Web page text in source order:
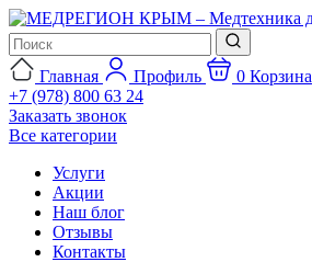
Главная Профиль 0 Корзина
+7 (978) 800 63 24
Заказать звонок
Все категории
Услуги
Акции
Наш блог
Отзывы
Контакты